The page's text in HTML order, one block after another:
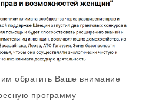
обратить Ваше внимание
программу